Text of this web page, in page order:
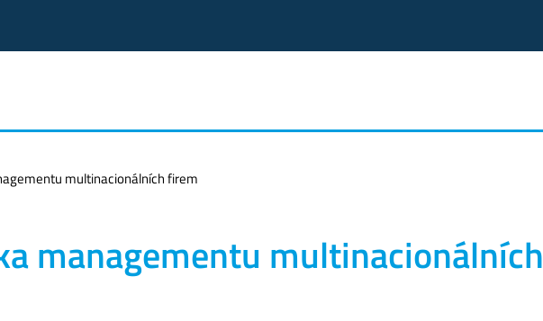
multinacionálních firem
managementu multinacionálních